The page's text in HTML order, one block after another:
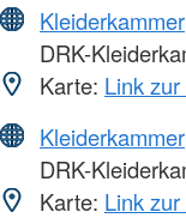
Kleiderkammer
DRK-
Karte: Link
Kleiderkammer
DRK-
Karte: Link